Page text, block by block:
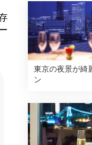
東京の夜景が綺
ン